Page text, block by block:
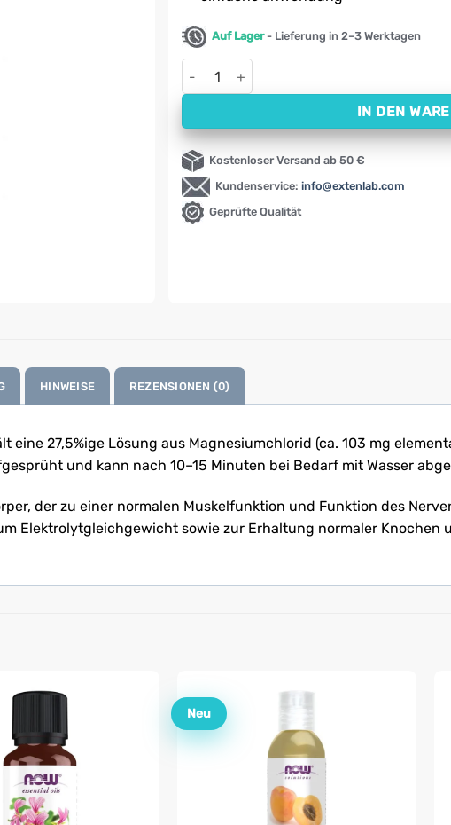
Auf Lager- Lieferung in 2–3 Werktagen
Magnesiumöl Spray Heiltropfen (237 ml)
IN DEN
Kostenloser Versand ab 50 €
Kundenservice: info@extenlab.com
Geprüfte Qualität
HINWEISE REZENSIONEN (0)
27,5%ige Lösung aus Magnesiumchlorid (ca. 103 mg
und kann nach 10–15 Minuten bei Bedarf mit Wasser
der zu einer normalen Muskelfunktion und Funktion des
Elektrolytgleichgewicht sowie zur Erhaltung normaler Knochen
Neu